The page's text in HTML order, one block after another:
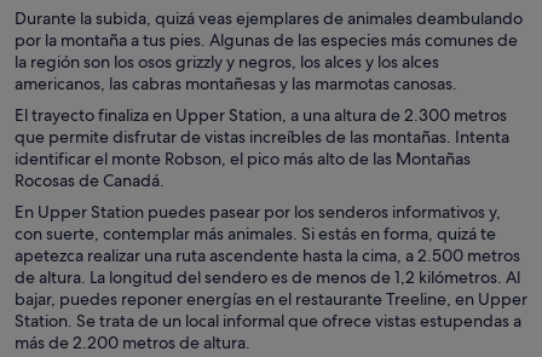
Durante la subida, quizá veas ejemplares de animales deambulando
por la montaña a tus pies. Algunas de las especies más comunes de
la región son los osos grizzly y negros, los alces y los alces
americanos, las cabras montañesas y las marmotas canosas.
El trayecto finaliza en Upper Station, a una altura de 2.300 metros
que permite disfrutar de vistas increíbles de las montañas. Intenta
identificar el monte Robson, el pico más alto de las Montañas
Rocosas de Canadá.
En Upper Station puedes pasear por los senderos informativos y,
con suerte, contemplar más animales. Si estás en forma, quizá te
apetezca realizar una ruta ascendente hasta la cima, a 2.500 metros
de altura. La longitud del sendero es de menos de 1,2 kilómetros. Al
bajar, puedes reponer energías en el restaurante Treeline, en Upper
Station. Se trata de un local informal que ofrece vistas estupendas a
más de 2.200 metros de altura.